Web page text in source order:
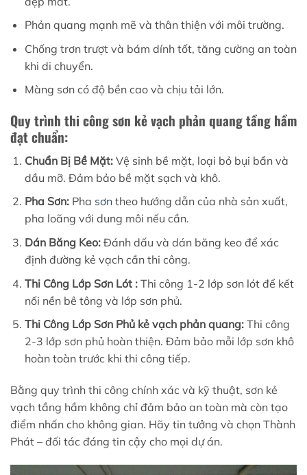
Phản quang mạnh mẽ và thân thiện với môi trường.
Chống trơn trượt và bám dính tốt, tăng cường an toàn
khi di chuyển.
Màng sơn có độ bền cao và chịu tải lớn.
Quy trình thi công sơn kẻ vạch phản quang tầng hầm
đạt chuẩn:
Chuẩn Bị Bề Mặt:Vệ sinh bề mặt, loại bỏ bụi bẩn và
dầu mỡ. Đảm bảo bề mặt sạch và khô.
Pha Sơn:Pha sơntheo hướng dẫn của nhà sản xuất,
pha loãng với dung môi nếu cần.
Dán Băng Keo:Đánh dấu và dán băng keo để xác
định đường kẻ vạch cần thi công.
Thi Công Lớp Sơn Lót :Thi công 1-2 lớp sơn lót để kết
nối nền bê tông và lớp sơn phủ.
Thi Công Lớp Sơn Phủ kẻ vạch phản quang:Thi công
2-3 lớp sơn phủ hoàn thiện. Đảm bảo mỗi lớp sơn khô
hoàn toàn trước khi thi công tiếp.
Bằng quy trình thi công chính xác và kỹ thuật, sơn kẻ
vạch tầng hầm không chỉ đảm bảo an toàn mà còn tạo
điểm nhấn cho không gian. Hãy tin tưởng và chọn Thành
Phát – đối tác đáng tin cậy cho mọi dự án.